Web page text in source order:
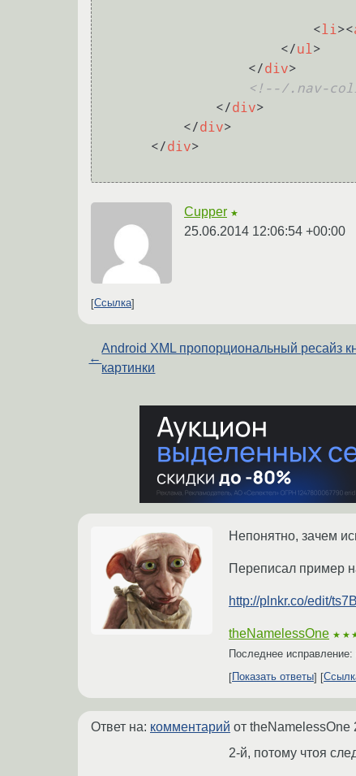
<li><
</ul>
</div>
<!--/.nav-
</div>
</div>
</div>
Cupper ★
25.06.2014 12:06:54 +00:00
Ссылка
←
Android XML пропорциональный ресайз
картинки
Непонятно, зачем
Переписал пример
http://plnkr.co/edit/
theNamelessOne
Последнее
Показать ответы
Ответ на: комментарий от theNamelessOne
2-й, потому чтоя